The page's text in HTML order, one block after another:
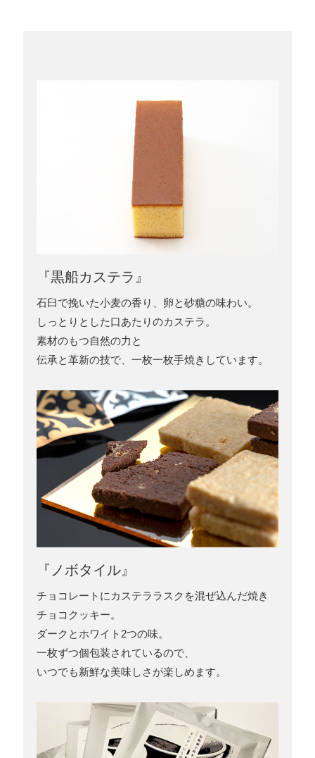
『黒船カステラ』
石臼で挽いた小麦の香り、卵と砂糖の味わい。
しっとりとした口あたりのカステラ。
素材のもつ自然の力と
伝承と革新の技で、一枚一枚手焼きしています。
『ノボタイル』
チョコレートにカステララスクを混ぜ込んだ焼き
チョコクッキー。
ダークとホワイト2つの味。
一枚ずつ個包装されているので、
いつでも新鮮な美味しさが楽しめます。